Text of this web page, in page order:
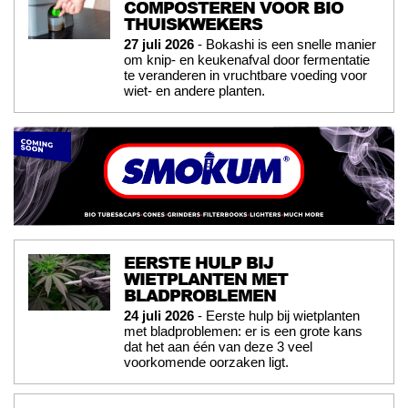
COMPOSTEREN VOOR BIO
THUISKWEKERS
27 juli 2026 - Bokashi is een snelle manier
om knip- en keukenafval door fermentatie
te veranderen in vruchtbare voeding voor
wiet- en andere planten.
EERSTE HULP BIJ
WIETPLANTEN MET
BLADPROBLEMEN
24 juli 2026 - Eerste hulp bij wietplanten
met bladproblemen: er is een grote kans
dat het aan één van deze 3 veel
voorkomende oorzaken ligt.